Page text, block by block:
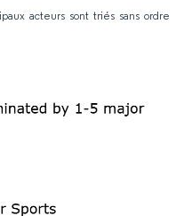
acteurs sont triés sans ordre